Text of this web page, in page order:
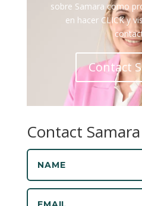
sobre Samara como
en hacer CLICK y
Contact
Contact